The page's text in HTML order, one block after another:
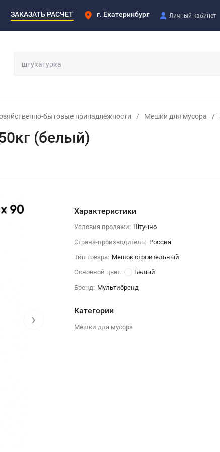
ЗАКАЗАТЬ РАСЧЕТ г. Екатеринбург Личный кабинет
бытовые принадлежности / Мешки для мусора /
(белый)
›
Характеристики
Условия продажи: Штучно
Страна-производитель: Россия
Тип товара: Мешок строительный
Основной цвет:
Белый
Бренд: Мультибренд
Категории
Мешки для мусора